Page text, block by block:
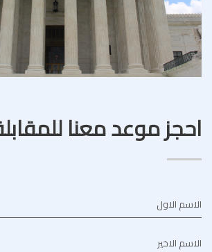
احجز موعد معنا
الاسم الاول
الاسم الاخير